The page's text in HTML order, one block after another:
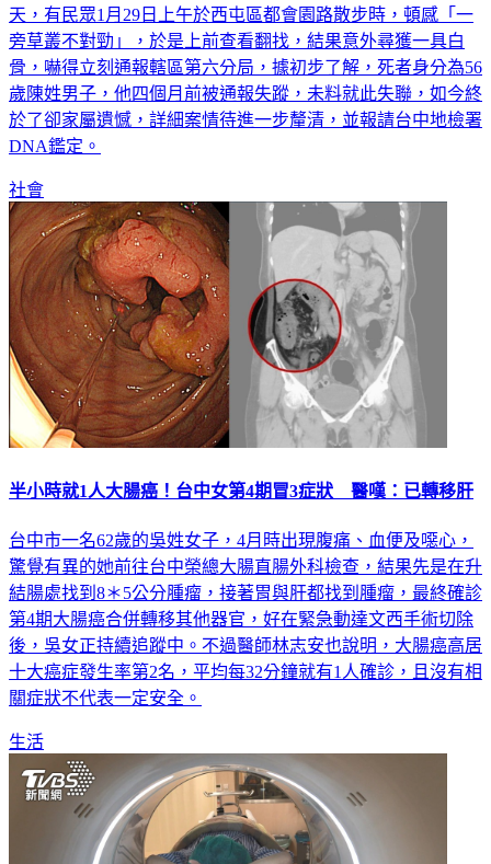
天，有民眾1月29日上午於西屯區都會園路散步時，頓感「一
旁草叢不對勁」，於是上前查看翻找，結果意外尋獲一具白
骨，嚇得立刻通報轄區第六分局，據初步了解，死者身分為56
歲陳姓男子，他四個月前被通報失蹤，未料就此失聯，如今終
於了卻家屬遺憾，詳細案情待進一步釐清，並報請台中地檢署
DNA鑑定。
社會
半小時就1人大腸癌！台中女第4期冒3症狀 醫嘆：已轉移肝
台中市一名62歲的吳姓女子，4月時出現腹痛、血便及噁心，
驚覺有異的她前往台中榮總大腸直腸外科檢查，結果先是在升
結腸處找到8＊5公分腫瘤，接著胃與肝都找到腫瘤，最終確診
第4期大腸癌合併轉移其他器官，好在緊急動達文西手術切除
後，吳女正持續追蹤中。不過醫師林志安也說明，大腸癌高居
十大癌症發生率第2名，平均每32分鐘就有1人確診，且沒有相
關症狀不代表一定安全。
生活